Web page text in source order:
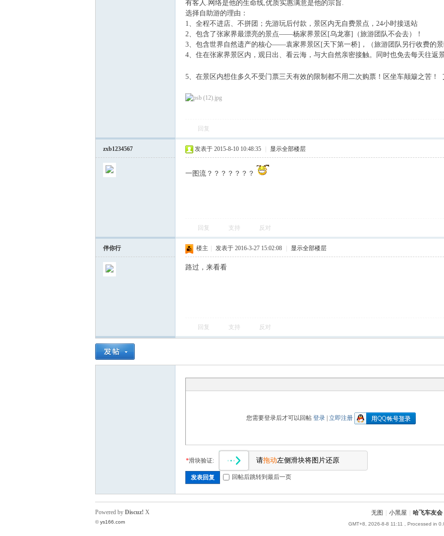
有客人.网络是他的生命线,优质实惠满意是他的
选择自助游的理由：
1、全程不进店、不拼团；先游玩后付款，景区内无自费景点，24小时接送站
2、包含了张家界最漂亮的景点——杨家界景区[乌龙寨]（旅游团队不会去）！
3、包含世界自然遗产的核心——袁家界景区[天下第一桥]，（旅游团队另行收费
4、住在张家界景区内，观日出、看云海，与大自然亲密接触。同时也免去每天往返
5、在景区内想住多久不受门票三天有效的限制都不用二次购票！区坐车颠簸之苦！
回复
zxb1234567 发表于 2015-8-10 10:48:35 显示全部楼层
一图流？？？？？？？
回复 支持 反对
伴你行 楼主 发表于 2016-3-27 15:02:08 显示全部楼层
路过，来看看
回复 支持 反对
您需要登录后才可以回帖 登录| 立即注册
*滑块验证: 请拖动左侧滑块将图片还原
发表回复 回帖后跳转到最后一页
无图 小黑屋 哈飞车友会
GMT+8, 2026-8-8 11:11 , Processed in
Powered by Discuz! X
©ys166.com